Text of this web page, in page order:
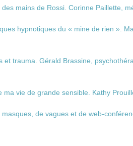
mains de Rossi. Corinne Paillette,
hypnotiques du « mine de rien ».
et trauma. Gérald Brassine,
ma vie de grande sensible. Kathy
de vagues et de web-